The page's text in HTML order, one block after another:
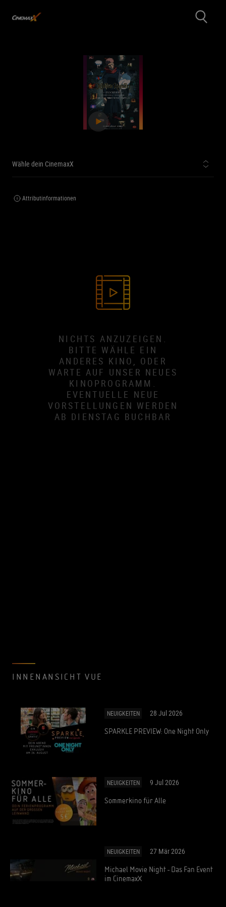
Wähle dein CinemaxX
Attributinformationen
NICHTS ANZUZEIGEN.
BITTE WÄHLE EIN
ANDERES KINO, ODER
WARTE AUF UNSER NEUES
KINOPROGRAMM.
EVENTUELLE NEUE
VORSTELLUNGEN WERDEN
AB DIENSTAG BUCHBAR
INNENANSICHT VUE
NEUIGKEITEN 28 Jul 2026
SPARKLE PREVIEW: One Night Only
NEUIGKEITEN 9 Jul 2026
Sommerkino für Alle
NEUIGKEITEN 27 Mär 2026
Michael Movie Night - Das Fan Event
im CinemaxX